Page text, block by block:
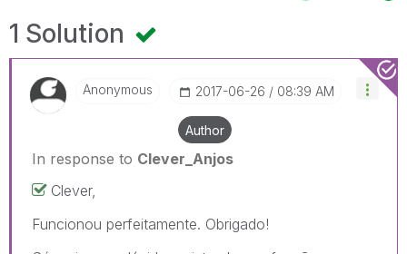
1 Solution
Anonymous ‎2017-06-26 08:39 AM
Author
In response to Clever_Anjos
Clever,
Funcionou perfeitamente. Obrigado!